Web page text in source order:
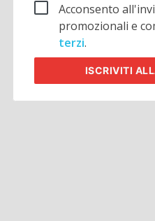
Acconsento
promozionali e
terzi.
ISCRIVITI